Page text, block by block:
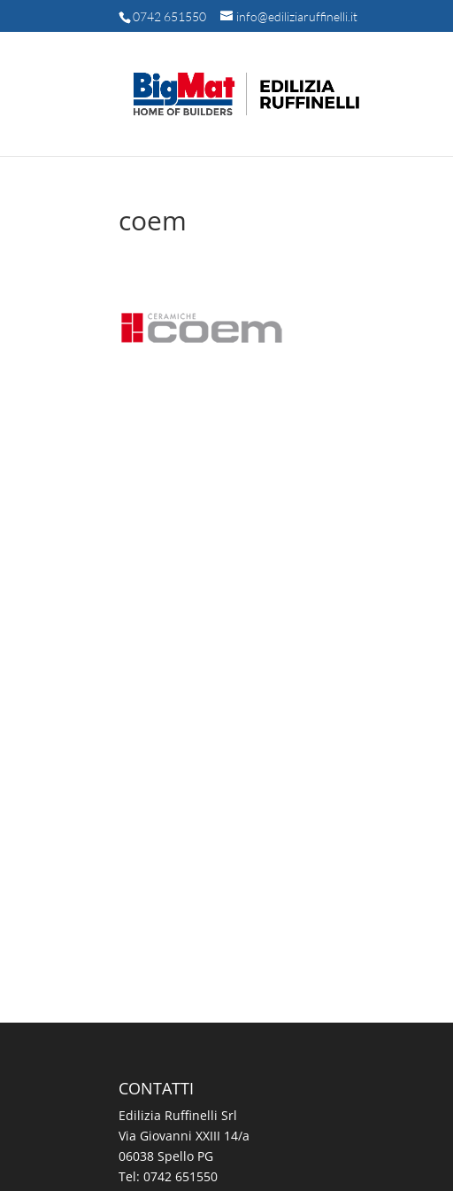
0742 651550 info@ediliziaruffinelli.it
coem
CONTATTI
Edilizia Ruffinelli Srl
Via Giovanni XXIII 14/a
06038 Spello PG
Tel:0742 651550